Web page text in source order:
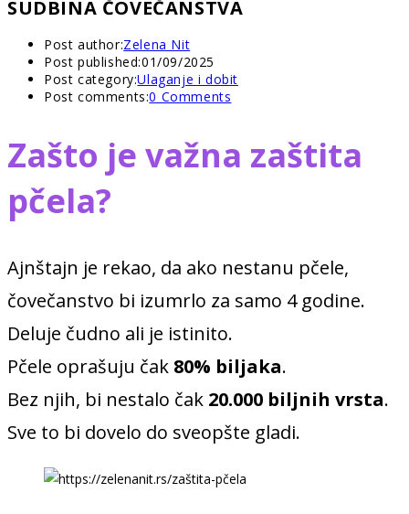
SUDBINA ČOVEČANSTVA
Post author:Zelena Nit
Post published:01/09/2025
Post category:Ulaganje i dobit
Post comments:0 Comments
Zašto je važna zaštita
pčela?
Ajnštajn je rekao, da ako nestanu pčele,
čovečanstvo bi izumrlo za samo 4 godine.
Deluje čudno ali je istinito.
Pčele oprašuju čak 80% biljaka.
Bez njih, bi nestalo čak 20.000 biljnih vrsta.
Sve to bi dovelo do sveopšte gladi.